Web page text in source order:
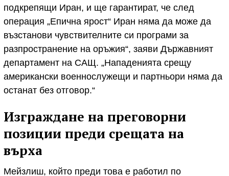
подкрепящи Иран, и ще гарантират, че след
операция „Епична ярост“ Иран няма да може да
възстанови чувствителните си програми за
разпространение на оръжия“, заяви Държавният
департамент на САЩ. „Нападенията срещу
американски военнослужещи и партньори няма да
останат без отговор.“
Изграждане на преговорни
позиции преди срещата на
върха
Мейзлиш, който преди това е работил по